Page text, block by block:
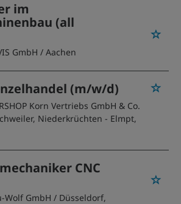
im
(all
GmbH / Aachen
(m/w/d)
Korn Vertriebs GmbH & Co.
Niederkrüchten - Elmpt,
CNC
Wolf GmbH / Düsseldorf,